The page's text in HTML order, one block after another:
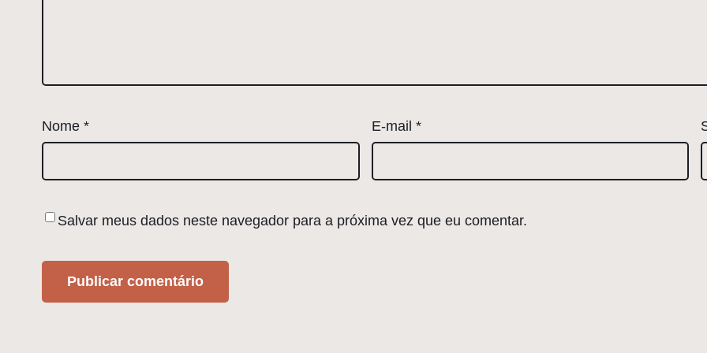
Nome * E-mail *
Salvar meus dados neste navegador para a próxima vez que eu comentar.